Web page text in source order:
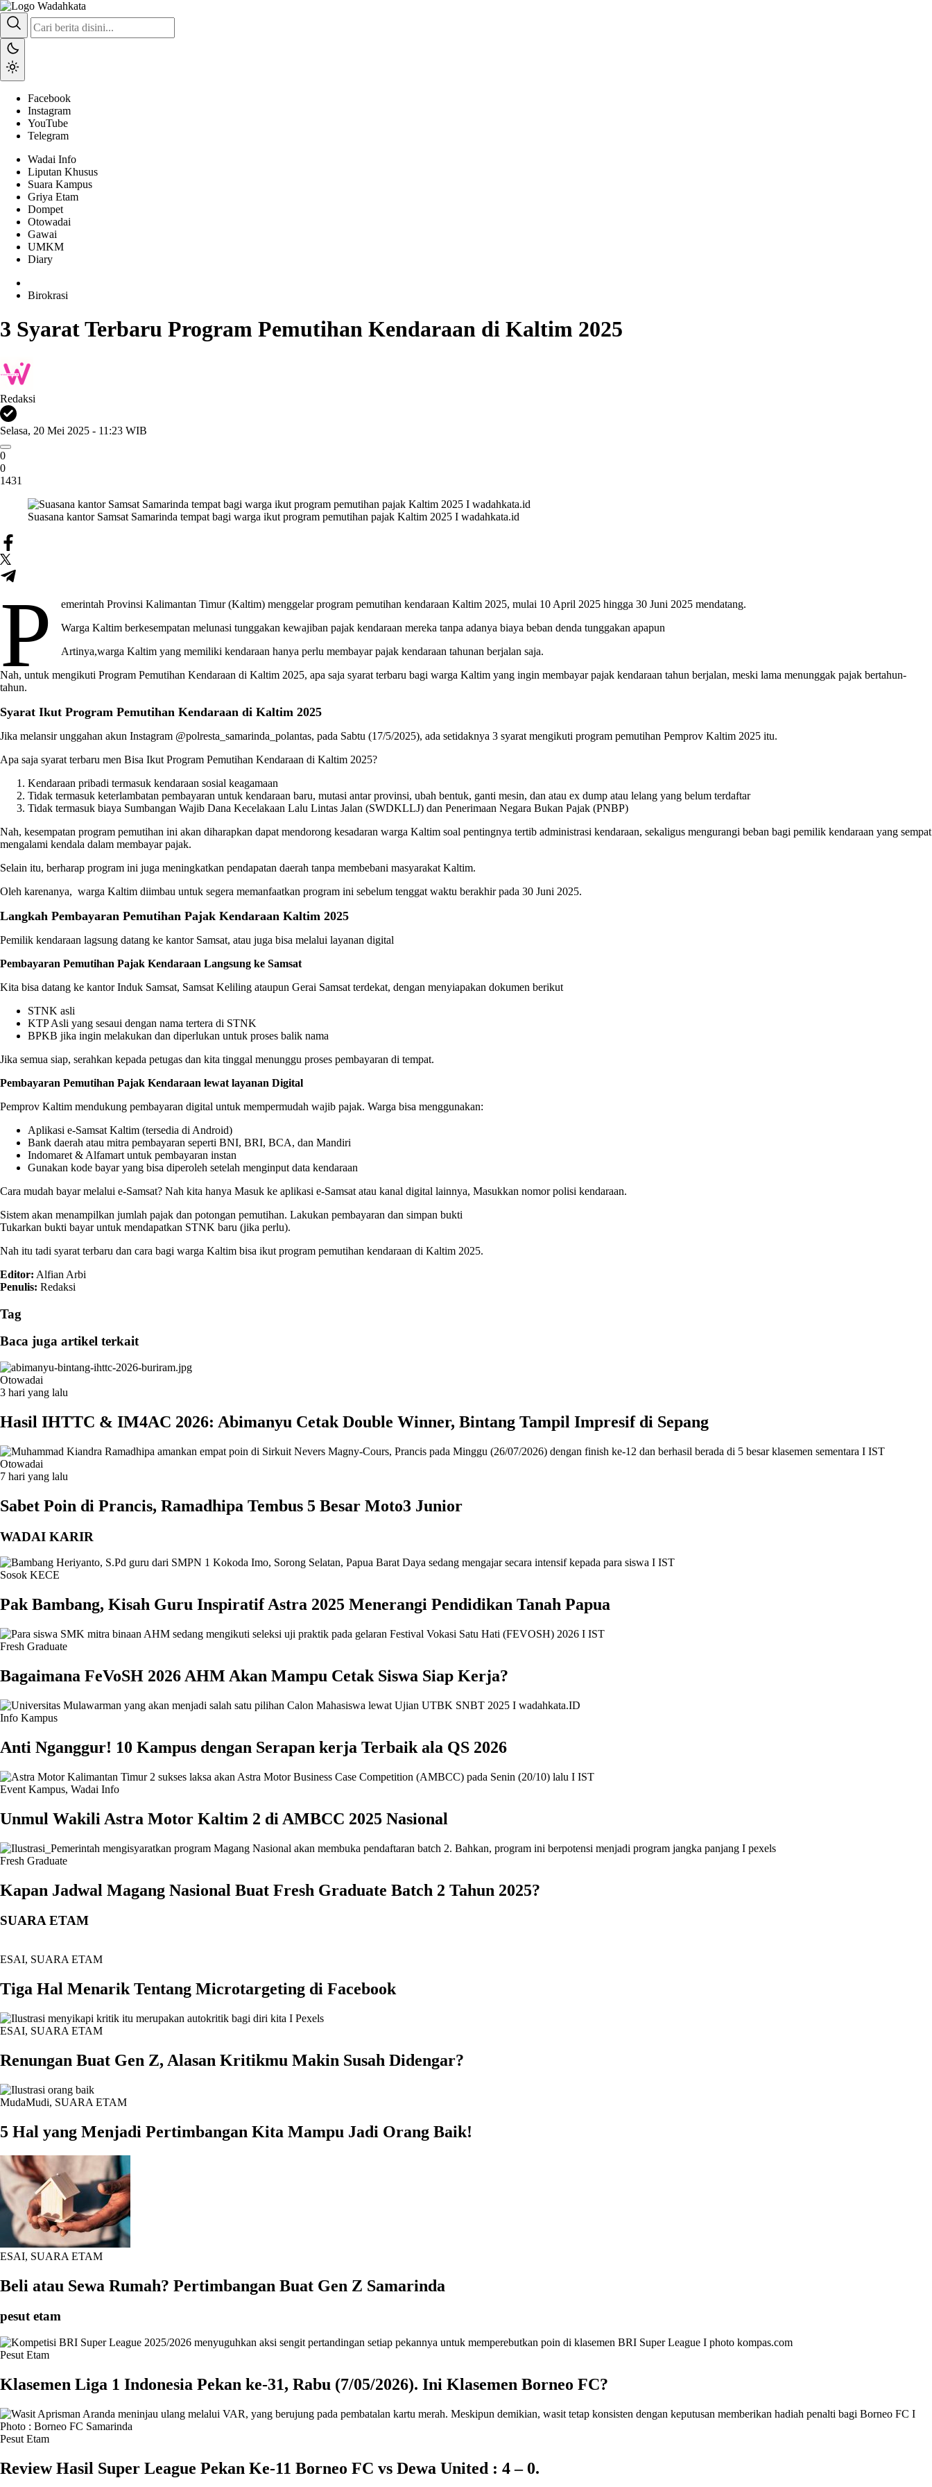
Wadai
Gaya Etam Bersuara
Facebook
Instagram
YouTube
Telegram
Wadai Info
Liputan Khusus
Suara Kampus
Griya Etam
Dompet
Otowadai
Gawai
UMKM
Diary
Birokrasi
3 Syarat Terbaru Program Pemutihan Kendaraan di Kaltim 2025
Redaksi
Selasa, 20 Mei 2025 - 11:23 WIB
0
0
1431
Suasana kantor Samsat Samarinda tempat bagi warga ikut program pemutihan pajak Kaltim 2025 I wadahkata.id
P
emerintah Provinsi Kalimantan Timur (Kaltim) menggelar program pemutihan kendaraan Kaltim 2025, mulai 10 April 2025 hingga 30 Juni 2025 mendatang.
Warga Kaltim berkesempatan melunasi tunggakan kewajiban pajak kendaraan mereka tanpa adanya biaya beban denda tunggakan apapun
Artinya,warga Kaltim yang memiliki kendaraan hanya perlu membayar pajak kendaraan tahunan berjalan saja.
Nah, untuk mengikuti Program Pemutihan Kendaraan di Kaltim 2025, apa saja syarat terbaru bagi warga Kaltim yang ingin membayar pajak kendaraan tahun berjalan, meski lama menunggak pajak bertahun-
tahun.
Syarat Ikut Program Pemutihan Kendaraan di Kaltim 2025
Jika melansir unggahan akun Instagram @polresta_samarinda_polantas, pada Sabtu (17/5/2025), ada setidaknya 3 syarat mengikuti program pemutihan Pemprov Kaltim 2025 itu.
Apa saja syarat terbaru men Bisa Ikut Program Pemutihan Kendaraan di Kaltim 2025?
Kendaraan pribadi termasuk kendaraan sosial keagamaan
Tidak termasuk keterlambatan pembayaran untuk kendaraan baru, mutasi antar provinsi, ubah bentuk, ganti mesin, dan atau ex dump atau lelang yang belum terdaftar
Tidak termasuk biaya Sumbangan Wajib Dana Kecelakaan Lalu Lintas Jalan (SWDKLLJ) dan Penerimaan Negara Bukan Pajak (PNBP)
Nah, kesempatan program pemutihan ini akan diharapkan dapat mendorong kesadaran warga Kaltim soal pentingnya tertib administrasi kendaraan, sekaligus mengurangi beban bagi pemilik kendaraan yang sempat
mengalami kendala dalam membayar pajak.
Selain itu, berharap program ini juga meningkatkan pendapatan daerah tanpa membebani masyarakat Kaltim.
Oleh karenanya, warga Kaltim diimbau untuk segera memanfaatkan program ini sebelum tenggat waktu berakhir pada 30 Juni 2025.
Langkah Pembayaran Pemutihan Pajak Kendaraan Kaltim 2025
Pemilik kendaraan lagsung datang ke kantor Samsat, atau juga bisa melalui layanan digital
Pembayaran Pemutihan Pajak Kendaraan Langsung ke Samsat
Kita bisa datang ke kantor Induk Samsat, Samsat Keliling ataupun Gerai Samsat terdekat, dengan menyiapakan dokumen berikut
STNK asli
KTP Asli yang sesaui dengan nama tertera di STNK
BPKB jika ingin melakukan dan diperlukan untuk proses balik nama
Jika semua siap, serahkan kepada petugas dan kita tinggal menunggu proses pembayaran di tempat.
Pembayaran Pemutihan Pajak Kendaraan lewat layanan Digital
Pemprov Kaltim mendukung pembayaran digital untuk mempermudah wajib pajak. Warga bisa menggunakan:
Aplikasi e-Samsat Kaltim (tersedia di Android)
Bank daerah atau mitra pembayaran seperti BNI, BRI, BCA, dan Mandiri
Indomaret & Alfamart untuk pembayaran instan
Gunakan kode bayar yang bisa diperoleh setelah menginput data kendaraan
Cara mudah bayar melalui e-Samsat? Nah kita hanya Masuk ke aplikasi e-Samsat atau kanal digital lainnya, Masukkan nomor polisi kendaraan.
Sistem akan menampilkan jumlah pajak dan potongan pemutihan. Lakukan pembayaran dan simpan bukti
Tukarkan bukti bayar untuk mendapatkan STNK baru (jika perlu).
Nah itu tadi syarat terbaru dan cara bagi warga Kaltim bisa ikut program pemutihan kendaraan di Kaltim 2025.
Editor: Alfian Arbi
Penulis: Redaksi
Tag
Baca juga artikel terkait
Otowadai
3 hari yang lalu
Hasil IHTTC & IM4AC 2026: Abimanyu Cetak Double Winner, Bintang Tampil Impresif di Sepang
Otowadai
7 hari yang lalu
Sabet Poin di Prancis, Ramadhipa Tembus 5 Besar Moto3 Junior
WADAI KARIR
Sosok KECE
Pak Bambang, Kisah Guru Inspiratif Astra 2025 Menerangi Pendidikan Tanah Papua
Fresh Graduate
Bagaimana FeVoSH 2026 AHM Akan Mampu Cetak Siswa Siap Kerja?
Info Kampus
Anti Nganggur! 10 Kampus dengan Serapan kerja Terbaik ala QS 2026
Event Kampus, Wadai Info
Unmul Wakili Astra Motor Kaltim 2 di AMBCC 2025 Nasional
Fresh Graduate
Kapan Jadwal Magang Nasional Buat Fresh Graduate Batch 2 Tahun 2025?
SUARA ETAM
ESAI, SUARA ETAM
Tiga Hal Menarik Tentang Microtargeting di Facebook
ESAI, SUARA ETAM
Renungan Buat Gen Z, Alasan Kritikmu Makin Susah Didengar?
MudaMudi, SUARA ETAM
5 Hal yang Menjadi Pertimbangan Kita Mampu Jadi Orang Baik!
ESAI, SUARA ETAM
Beli atau Sewa Rumah? Pertimbangan Buat Gen Z Samarinda
pesut etam
Pesut Etam
Klasemen Liga 1 Indonesia Pekan ke-31, Rabu (7/05/2026). Ini Klasemen Borneo FC?
Pesut Etam
Review Hasil Super League Pekan Ke-11 Borneo FC vs Dewa United : 4 – 0.